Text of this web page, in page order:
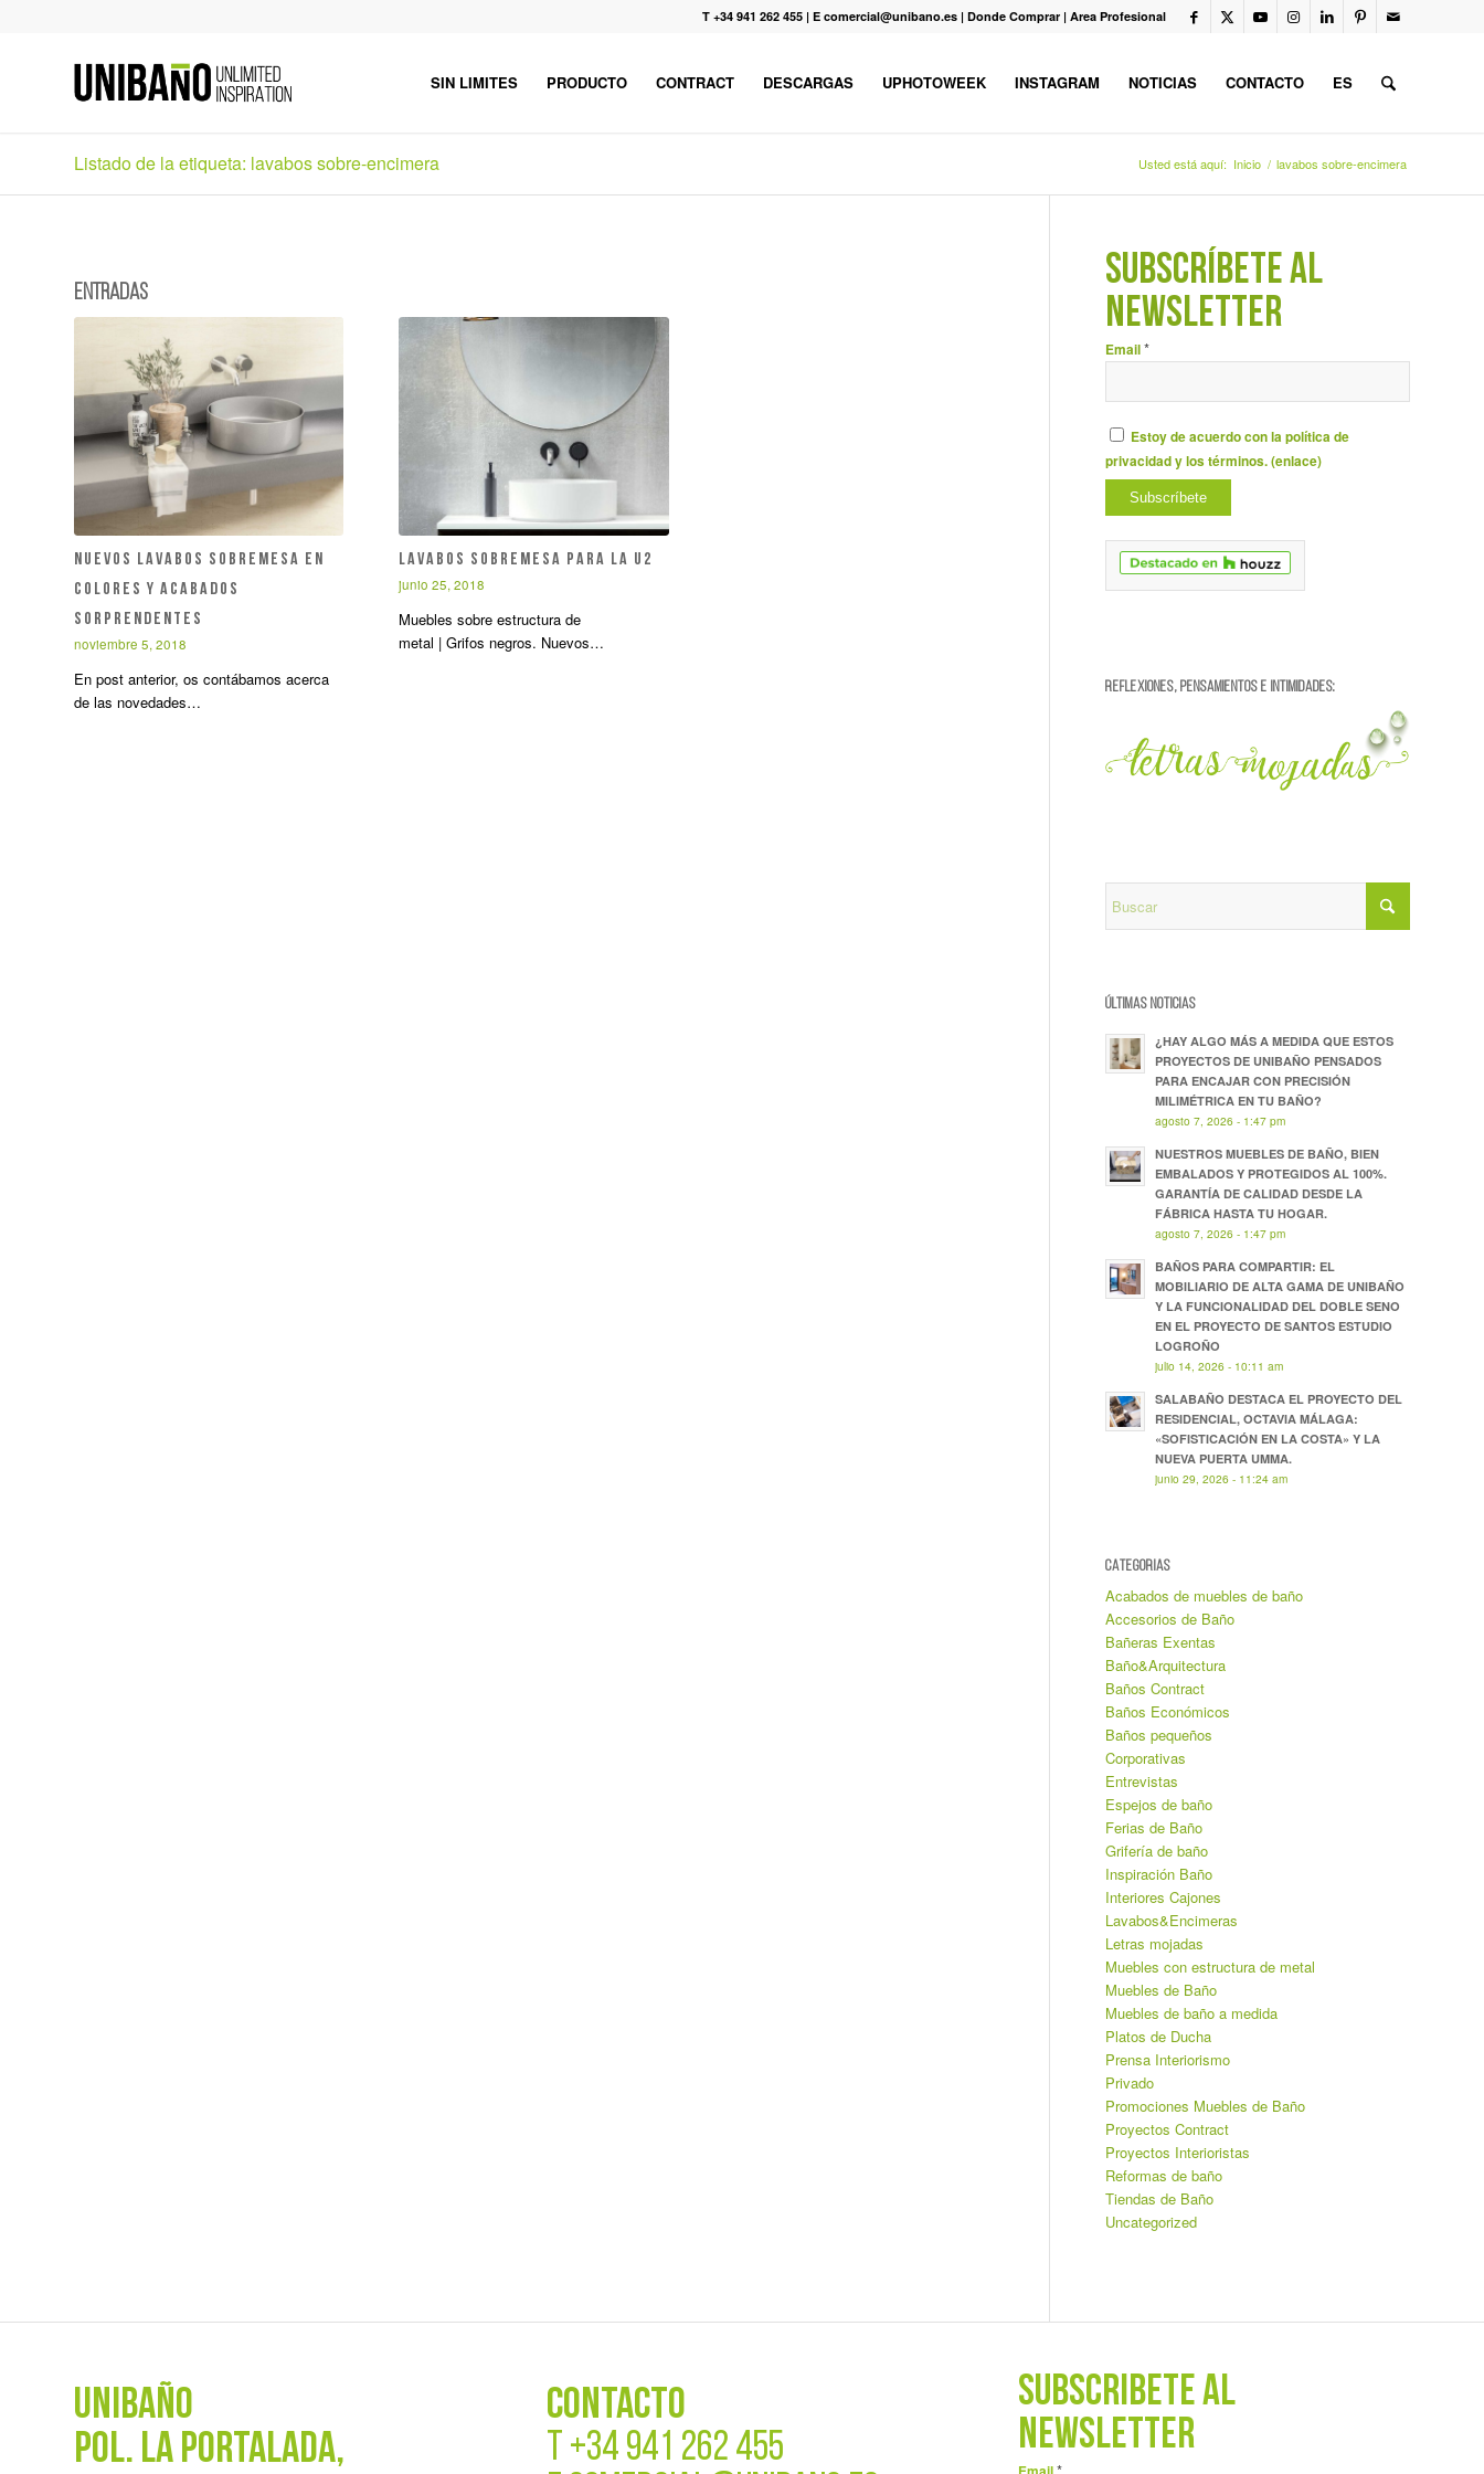
T +34 941 262 455 | E comercial@unibano.es | Donde Comprar | Area Profesional
SIN LIMITES PRODUCTO CONTRACT DESCARGAS UPHOTOWEEK INSTAGRAM NOTICIAS CONTACTO ES
Listado de la etiqueta: lavabos sobre-encimera Usted está aquí: Inicio / lavabos sobre-encimera
Entradas
Nuevos lavabos sobremesa en
colores y acabados
sorprendentes
noviembre 5, 2018
En post anterior, os contábamos acerca
de las novedades…
Lavabos sobremesa para la U2
junio 25, 2018
Muebles sobre estructura de
metal | Grifos negros. Nuevos…
SUBSCRÍBETE AL
NEWSLETTER
Email*
Estoy de acuerdo con la política de
privacidad y los términos. (enlace)
REFLEXIONES, PENSAMIENTOS E INTIMIDADES:
ÚLTIMAS NOTICIAS
¿HAY ALGO MÁS A MEDIDA QUE ESTOS
PROYECTOS DE UNIBAÑO PENSADOS
PARA ENCAJAR CON PRECISIÓN
MILIMÉTRICA EN TU BAÑO?
agosto 7, 2026 - 1:47 pm
NUESTROS MUEBLES DE BAÑO, BIEN
EMBALADOS Y PROTEGIDOS AL 100%.
GARANTÍA DE CALIDAD DESDE LA
FÁBRICA HASTA TU HOGAR.
agosto 7, 2026 - 1:47 pm
BAÑOS PARA COMPARTIR: EL
MOBILIARIO DE ALTA GAMA DE UNIBAÑO
Y LA FUNCIONALIDAD DEL DOBLE SENO
EN EL PROYECTO DE SANTOS ESTUDIO
LOGROÑO
julio 14, 2026 - 10:11 am
SALABAÑO DESTACA EL PROYECTO DEL
RESIDENCIAL, OCTAVIA MÁLAGA:
«SOFISTICACIÓN EN LA COSTA» Y LA
NUEVA PUERTA UMMA.
junio 29, 2026 - 11:24 am
CATEGORIAS
Acabados de muebles de baño
Accesorios de Baño
Bañeras Exentas
Baño&Arquitectura
Baños Contract
Baños Económicos
Baños pequeños
Corporativas
Entrevistas
Espejos de baño
Ferias de Baño
Grifería de baño
Inspiración Baño
Interiores Cajones
Lavabos&Encimeras
Letras mojadas
Muebles con estructura de metal
Muebles de Baño
Muebles de baño a medida
Platos de Ducha
Prensa Interiorismo
Privado
Promociones Muebles de Baño
Proyectos Contract
Proyectos Interioristas
Reformas de baño
Tiendas de Baño
Uncategorized
UNIBAÑO
POL. La Portalada,
CONTACTO
T +34 941 262 455
SUBSCRÍBETE AL
NEWSLETTER
*